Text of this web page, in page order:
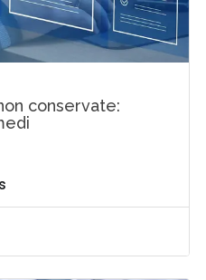
conservate: